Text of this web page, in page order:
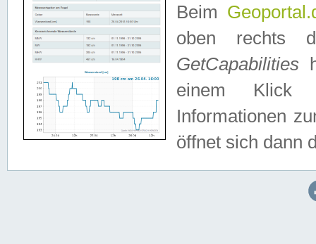
Beim
oben rechts
GetCapabilities
einem Klick
Informationen
öffnet sich dann